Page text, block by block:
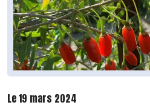
Le 19 mars 2024